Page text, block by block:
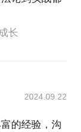
长
2024.09.22
的经验，沟